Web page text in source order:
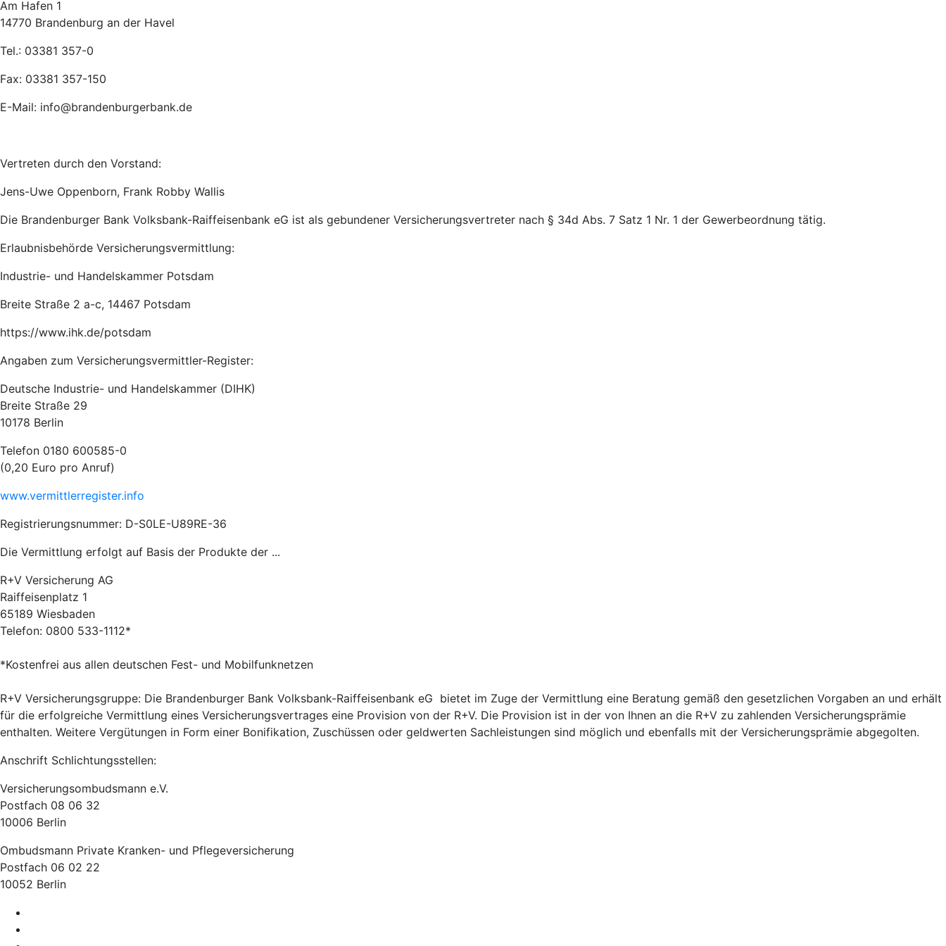
Am Hafen 1
14770 Brandenburg an der Havel
Tel.: 03381 357-0
Fax: 03381 357-150
E-Mail: info@brandenburgerbank.de
Vertreten durch den Vorstand:
Jens-Uwe Oppenborn, Frank Robby Wallis
Die Brandenburger Bank Volksbank-Raiffeisenbank eG ist als gebundener Versicherungsvertreter nach § 34d Abs. 7 Satz 1 Nr. 1 der Gewerbeordnung tätig.
Erlaubnisbehörde Versicherungsvermittlung:
Industrie- und Handelskammer Potsdam
Breite Straße 2 a-c, 14467 Potsdam
https://www.ihk.de/potsdam
Angaben zum Versicherungsvermittler-Register:
Deutsche Industrie- und Handelskammer (DIHK)
Breite Straße 29
10178 Berlin
Telefon 0180 600585-0
(0,20 Euro pro Anruf)
www.vermittlerregister.info
Registrierungsnummer: D-S0LE-U89RE-36
Die Vermittlung erfolgt auf Basis der Produkte der ...
R+V Versicherung AG
Raiffeisenplatz 1
65189 Wiesbaden
Telefon: 0800 533-1112*
*Kostenfrei aus allen deutschen Fest- und Mobilfunknetzen
R+V Versicherungsgruppe: Die Brandenburger Bank Volksbank-Raiffeisenbank eG bietet im Zuge der Vermittlung eine Beratung gemäß den gesetzlichen Vorgaben an und erhält
für die erfolgreiche Vermittlung eines Versicherungsvertrages eine Provision von der R+V. Die Provision ist in der von Ihnen an die R+V zu zahlenden Versicherungsprämie
enthalten. Weitere Vergütungen in Form einer Bonifikation, Zuschüssen oder geldwerten Sachleistungen sind möglich und ebenfalls mit der Versicherungsprämie abgegolten.
Anschrift Schlichtungsstellen:
Versicherungsombudsmann e.V.
Postfach 08 06 32
10006 Berlin
Ombudsmann Private Kranken- und Pflegeversicherung
Postfach 06 02 22
10052 Berlin